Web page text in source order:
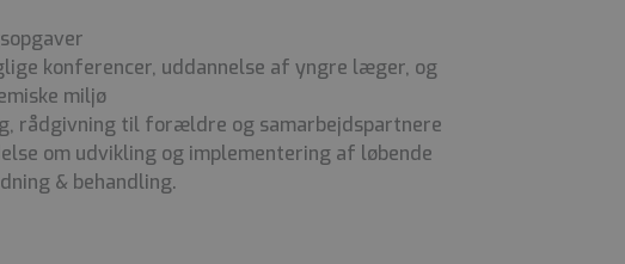
konferencer, uddannelse af yngre læger, og
miljø
rådgivning til forældre og samarbejdspartnere
om udvikling og implementering af løbende
& behandling.